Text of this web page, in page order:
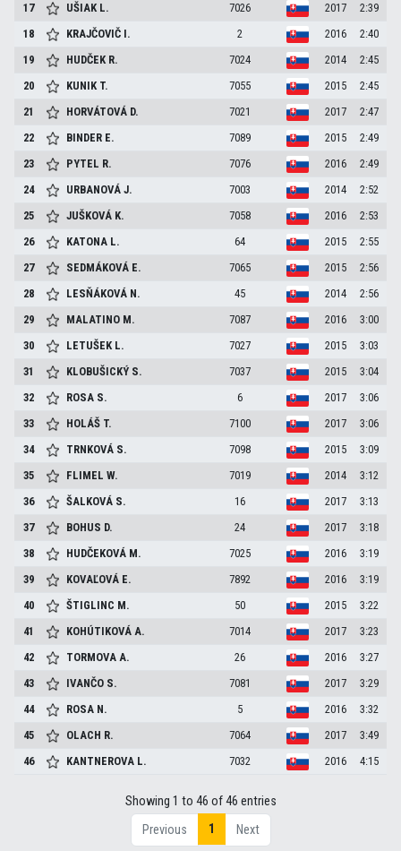
17
UŠIAK L. 7026 2017
2:39
18
KRAJČOVIČ I. 2 2016
2:40
19
HUDČEK R. 7024 2014
2:45
20
KUNIK T. 7055 2015
2:45
21
HORVÁTOVÁ D. 7021 2017
2:47
22
BINDER E. 7089 2015
2:49
23
PYTEL R. 7076 2016
2:49
24
URBANOVÁJ. 7003 2014
2:52
25
JUŠKOVÁ K. 7058 2016
2:53
26
KATONA L. 64 2015
2:55
27
SEDMÁKOVÁ E. 7065 2015
2:56
28
LESŇÁKOVÁ N. 45 2014
2:56
29
MALATINO M. 7087 2016
3:00
30
LETUŠEK L. 7027 2015
3:03
31
KLOBUŠICKÝ S. 7037 2015
3:04
32
ROSA S. 6 2017
3:06
33
HOLÁŠ T. 7100 2017
3:06
34
TRNKOVÁ S. 7098 2015
3:09
35
FLIMELW. 7019 2014
3:12
36
ŠALKOVÁ S. 16 2017
3:13
37
BOHUS D. 24 2017
3:18
38
HUDČEKOVÁ M. 7025 2016
3:19
39
KOVAĽOVÁ E. 7892 2016
3:19
40
ŠTIGLINC M. 50 2015
3:22
41
KOHÚTIKOVÁA. 7014 2017
3:23
42
TORMOVAA. 26 2016
3:27
43
IVANČO S. 7081 2017
3:29
44
ROSA N. 5 2016
3:32
45
OLACH R. 7064 2017
3:49
46
KANTNEROVA L. 7032 2016 4:15
Showing 1 to 46 of 46 entries
Previous
1 Next